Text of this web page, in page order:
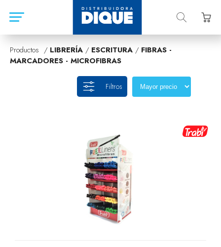
Productos / LIBRERÍA / ESCRITURA / FIBRAS -
MARCADORES - MICROFIBRAS
Filtros